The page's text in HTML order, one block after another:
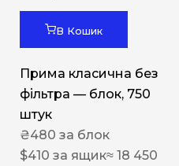
В Кошик
Прима класична без
фільтра — блок, 750
штук
₴480 за блок
$410 за ящик≈ 18 450